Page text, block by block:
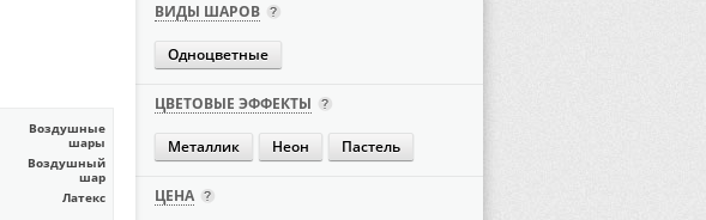
ВИДЫ ШАРОВ
Одноцветные
ЦВЕТОВЫЕ ЭФФЕКТЫ
Металлик Неон Пастель
ЦЕНА
Воздушные
шары
Воздушный
шар
Латекс